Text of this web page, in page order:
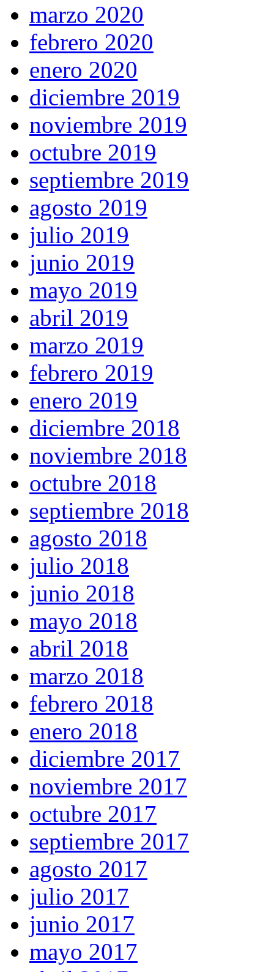
marzo 2020
febrero 2020
enero 2020
diciembre 2019
noviembre 2019
octubre 2019
septiembre 2019
agosto 2019
julio 2019
junio 2019
mayo 2019
abril 2019
marzo 2019
febrero 2019
enero 2019
diciembre 2018
noviembre 2018
octubre 2018
septiembre 2018
agosto 2018
julio 2018
junio 2018
mayo 2018
abril 2018
marzo 2018
febrero 2018
enero 2018
diciembre 2017
noviembre 2017
octubre 2017
septiembre 2017
agosto 2017
julio 2017
junio 2017
mayo 2017